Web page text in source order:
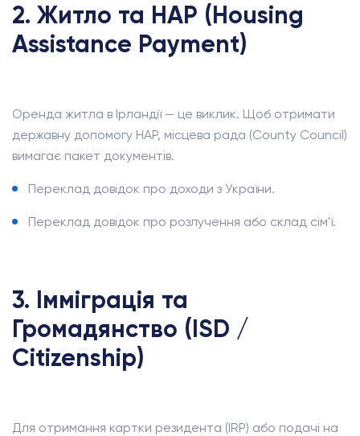
2. Житло та HAP (Housing
Assistance Payment)
Оренда житла в Ірландії — це виклик. Щоб отримати
державну допомогу HAP, місцева рада (County Council)
вимагає пакет документів.
Переклад довідок про доходи з України.
Переклад довідок про розлучення або склад сім'ї.
3. Імміграція та
Громадянство (ISD /
Citizenship)
Для отримання картки резидента (IRP) або подачі на